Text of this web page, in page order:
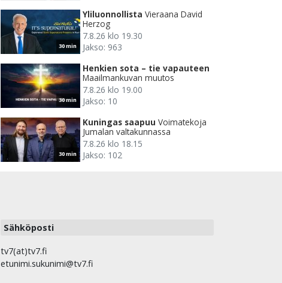
30 min
Yliluonnollista Vieraana David
Herzog
7.8.26 klo 19.30
Jakso: 963
30 min
Henkien sota – tie vapauteen
Maailmankuvan muutos
7.8.26 klo 19.00
Jakso: 10
30 min
Kuningas saapuu Voimatekoja
Jumalan valtakunnassa
7.8.26 klo 18.15
Jakso: 102
Sähköposti
tv7(at)tv7.fi
etunimi.sukunimi@tv7.fi